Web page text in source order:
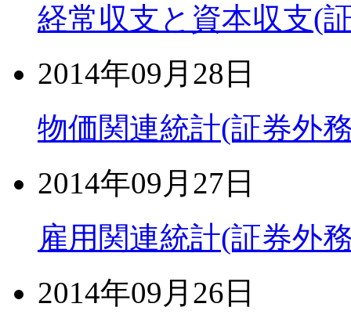
経常収支と資本収支(
2014年09月28日
物価関連統計(証券外
2014年09月27日
雇用関連統計(証券外
2014年09月26日